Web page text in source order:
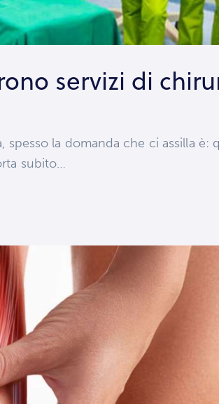
servizi di
spesso la domanda che ci assilla
subito…